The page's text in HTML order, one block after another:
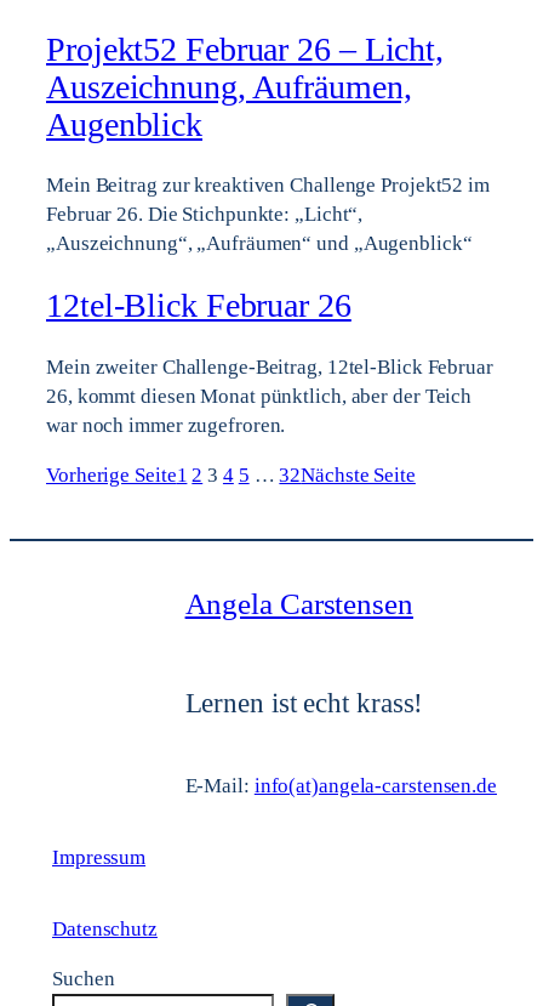
Projekt52 Februar 26 – Licht,
Auszeichnung, Aufräumen,
Augenblick
Mein Beitrag zur kreaktiven Challenge Projekt52 im
Februar 26. Die Stichpunkte: „Licht“,
„Auszeichnung“, „Aufräumen“ und „Augenblick“
12tel-Blick Februar 26
Mein zweiter Challenge-Beitrag, 12tel-Blick Februar
26, kommt diesen Monat pünktlich, aber der Teich
war noch immer zugefroren.
Vorherige Seite1 2 3 4 5 … 32Nächste Seite
Angela Carstensen
Lernen ist echt krass!
E-Mail: info(at)angela-carstensen.de
Impressum
Datenschutz
Suchen